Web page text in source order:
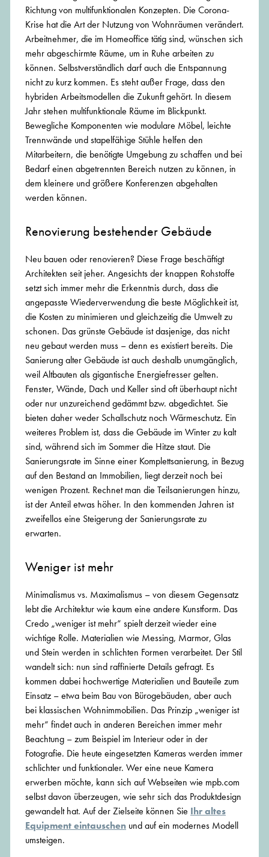
Richtung von multifunktionalen Konzepten. Die Corona-
Krise hat die Art der Nutzung von Wohnräumen verändert.
Arbeitnehmer, die im Homeoffice tätig sind, wünschen sich
mehr abgeschirmte Räume, um in Ruhe arbeiten zu
können. Selbstverständlich darf auch die Entspannung
nicht zu kurz kommen. Es steht außer Frage, dass den
hybriden Arbeitsmodellen die Zukunft gehört. In diesem
Jahr stehen multifunktionale Räume im Blickpunkt.
Bewegliche Komponenten wie modulare Möbel, leichte
Trennwände und stapelfähige Stühle helfen den
Mitarbeitern, die benötigte Umgebung zu schaffen und bei
Bedarf einen abgetrennten Bereich nutzen zu können, in
dem kleinere und größere Konferenzen abgehalten
werden können.
Renovierung bestehender Gebäude
Neu bauen oder renovieren? Diese Frage beschäftigt
Architekten seit jeher. Angesichts der knappen Rohstoffe
setzt sich immer mehr die Erkenntnis durch, dass die
angepasste Wiederverwendung die beste Möglichkeit ist,
die Kosten zu minimieren und gleichzeitig die Umwelt zu
schonen. Das grünste Gebäude ist dasjenige, das nicht
neu gebaut werden muss – denn es existiert bereits. Die
Sanierung alter Gebäude ist auch deshalb unumgänglich,
weil Altbauten als gigantische Energiefresser gelten.
Fenster, Wände, Dach und Keller sind oft überhaupt nicht
oder nur unzureichend gedämmt bzw. abgedichtet. Sie
bieten daher weder Schallschutz noch Wärmeschutz. Ein
weiteres Problem ist, dass die Gebäude im Winter zu kalt
sind, während sich im Sommer die Hitze staut. Die
Sanierungsrate im Sinne einer Komplettsanierung, in Bezug
auf den Bestand an Immobilien, liegt derzeit noch bei
wenigen Prozent. Rechnet man die Teilsanierungen hinzu,
ist der Anteil etwas höher. In den kommenden Jahren ist
zweifellos eine Steigerung der Sanierungsrate zu
erwarten.
Weniger ist mehr
Minimalismus vs. Maximalismus – von diesem Gegensatz
lebt die Architektur wie kaum eine andere Kunstform. Das
Credo „weniger ist mehr“ spielt derzeit wieder eine
wichtige Rolle. Materialien wie Messing, Marmor, Glas
und Stein werden in schlichten Formen verarbeitet. Der Stil
wandelt sich: nun sind raffinierte Details gefragt. Es
kommen dabei hochwertige Materialien und Bauteile zum
Einsatz – etwa beim Bau von Bürogebäuden, aber auch
bei klassischen Wohnimmobilien. Das Prinzip „weniger ist
mehr“ findet auch in anderen Bereichen immer mehr
Beachtung – zum Beispiel im Interieur oder in der
Fotografie. Die heute eingesetzten Kameras werden immer
schlichter und funktionaler. Wer eine neue Kamera
erwerben möchte, kann sich auf Webseiten wie mpb.com
selbst davon überzeugen, wie sehr sich das Produktdesign
gewandelt hat. Auf der Zielseite können Sie Ihr altes
Equipment eintauschen und auf ein modernes Modell
umsteigen.